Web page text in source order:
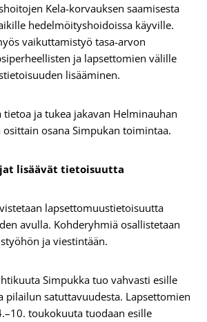
Kela-korvauksen saamisesta
hedelmöityshoidoissa käyville.
vaikuttamistyö tasa-arvon
ja lapsettomien välille
lisääminen.
tietoa ja tukea jakavan Helminauhan
osana Simpukan toimintaa.
lisäävät tietoisuutta
lapsettomuustietoisuutta
avulla. Kohderyhmiä osallistetaan
ja viestintään.
Simpukka tuo vahvasti esille
pilailun satuttavuudesta. Lapsettomien
toukokuuta tuodaan esille